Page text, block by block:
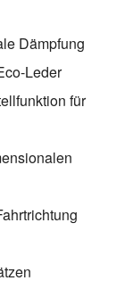
Dämpfung
Leder
für